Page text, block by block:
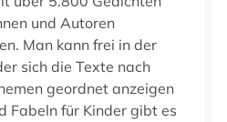
und Autoren
Man kann frei in der
sich die Texte nach
geordnet anzeigen
Fabeln für Kinder gibt es